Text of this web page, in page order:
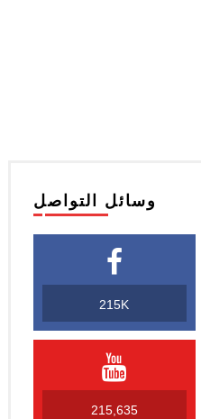
وسائل التواصل
215K
215,635